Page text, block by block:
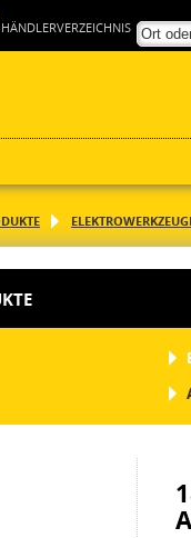
HÄNDLERVERZEICHNIS